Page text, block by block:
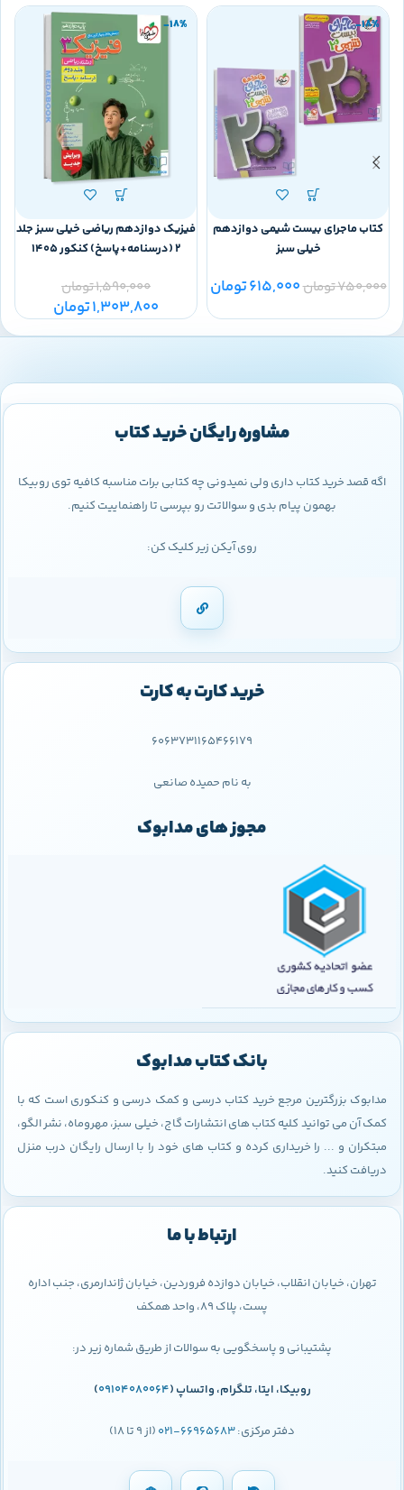
-18%
کتاب ماجرای بیست شیمی دوازدهم
خیلی سبز
750,000تومان615,000تومان
-18%
فیزیک دوازدهم ریاضی خیلی سبز جلد
2 (درسنامه+پاسخ) کنکور 1405
1,590,000تومان
1,303,800تومان
مشاوره رایگان خرید کتاب
اگه قصد خرید کتاب داری ولی نمیدونی چه کتابی برات مناسبه کافیه توی روبیکا
بهمون پیام بدی و سوالاتت رو بپرسی تا راهنماییت کنیم.
روی آیکن زیر کلیک کن:
خرید کارت به کارت
6063731165466179
به نام حمیده صانعی
مجوز های مدابوک
بانک کتاب مدابوک
مدابوک بزرگترین مرجع خرید کتاب درسی و کمک درسی و کنکوری است که با
کمک آن می توانید کلیه کتاب های انتشارات گاج، خیلی سبز، مهروماه، نشر الگو،
مبتکران و ... را خریداری کرده و کتاب های خود را با ارسال رایگان درب منزل
دریافت کنید.
ارتباط با ما
تهران، خیابان انقلاب، خیابان دوازده فروردین، خیابان ژاندارمری، جنب اداره
پست، پلاک 89، واحد همکف
پشتیبانی و پاسخگویی به سوالات از طریق شماره زیر در:
روبیکا، ایتا، تلگرام، واتساپ (09104080064
)
دفتر مرکزی:66965683-021 (از 9 تا 18)